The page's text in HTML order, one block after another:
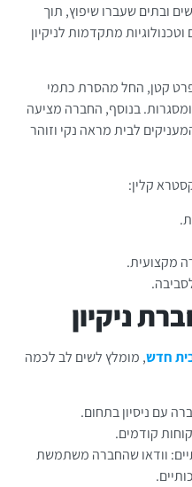
ובתים שעברו שיפוץ, תוך
מתקדמות לניקיון
קטן, החל מהסרת כתמי
בנוסף, החברה מציעה
לבית מראה נקי וזוהר
קלין:
מקצועית.
ניקיון
חדש, מומלץ לשים לב לכמה
עם ניסיון בתחום.
קודמים.
וודאו שהחברה משתמשת